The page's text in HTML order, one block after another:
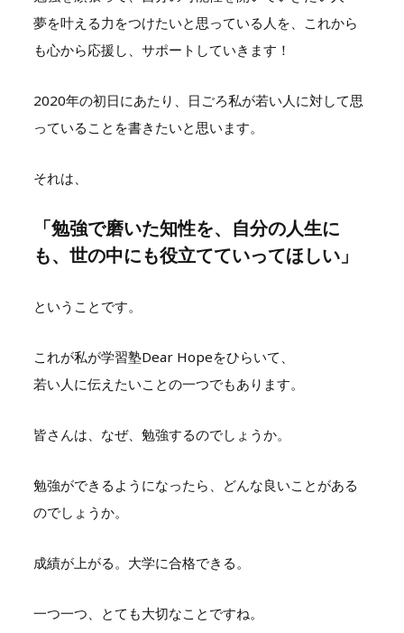
夢を叶える力をつけたいと思っている人を、これから
も心から応援し、サポートしていきます！
2020年の初日にあたり、日ごろ私が若い人に対して思
っていることを書きたいと思います。
それは、
「勉強で磨いた知性を、自分の人生に
も、世の中にも役立てていってほしい」
ということです。
これが私が学習塾Dear Hopeをひらいて、
若い人に伝えたいことの一つでもあります。
皆さんは、なぜ、勉強するのでしょうか。
勉強ができるようになったら、どんな良いことがある
のでしょうか。
成績が上がる。大学に合格できる。
一つ一つ、とても大切なことですね。